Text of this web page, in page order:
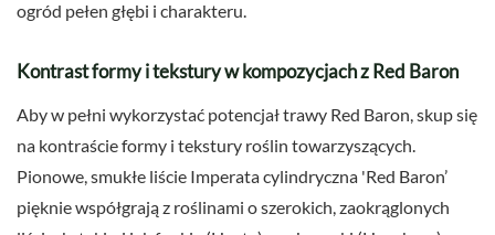
ogród pełen głębi i charakteru.
Kontrast formy i tekstury w kompozycjach z Red Baron
Aby w pełni wykorzystać potencjał trawy Red Baron, skup się
na kontraście formy i tekstury roślin towarzyszących.
Pionowe, smukłe liście Imperata cylindryczna 'Red Baron’
pięknie współgrają z roślinami o szerokich, zaokrąglonych